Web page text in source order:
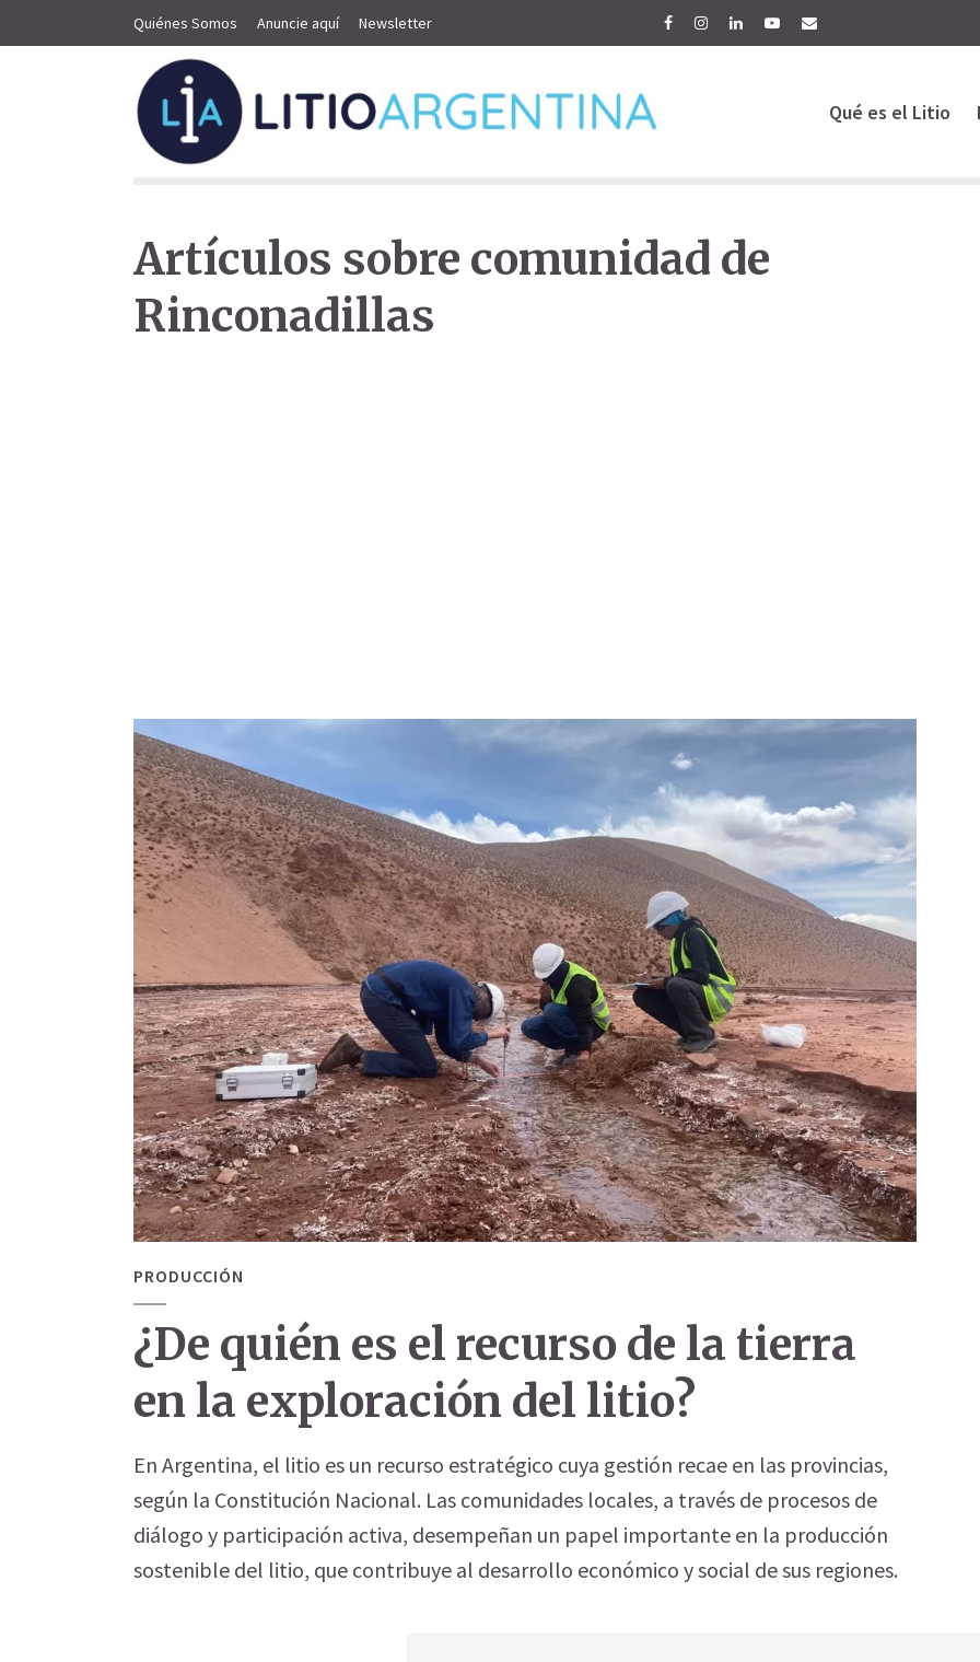
Quiénes Somos Anuncie aquí Newsletter
Qué es el Litio
Artículos sobre comunidad de
Rinconadillas
PRODUCCIÓN
¿De quién es el recurso de la tierra
en la exploración del litio?
En Argentina, el litio es un recurso estratégico cuya gestión recae en las provincias,
según la Constitución Nacional. Las comunidades locales, a través de procesos de
diálogo y participación activa, desempeñan un papel importante en la producción
sostenible del litio, que contribuye al desarrollo económico y social de sus regiones.